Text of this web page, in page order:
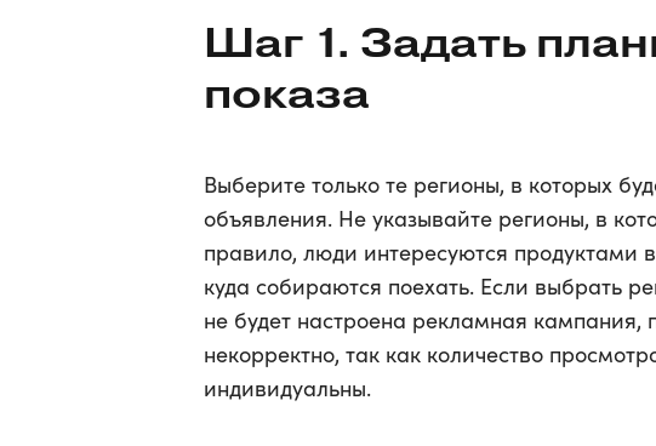
Шаг 1. Задать
показа
Выберите только те регионы, в которых
объявления. Не указывайте регионы, в
правило, люди интересуются продуктами
куда собираются поехать. Если выбрать
не будет настроена рекламная кампания,
некорректно, так как количество
индивидуальны.